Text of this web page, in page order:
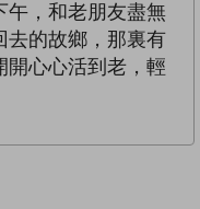
午，和老朋友盡無
去的故鄉，那裏有
開心心活到老，輕